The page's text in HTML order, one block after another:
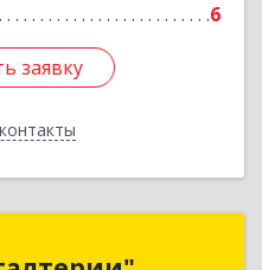
6
заявку
заявку